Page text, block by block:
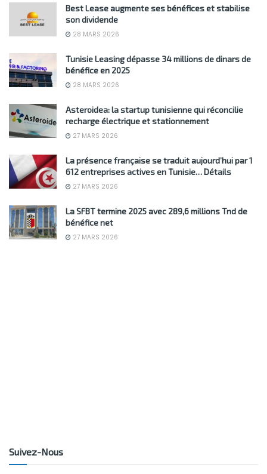
Best Lease augmente ses bénéfices et stabilise
son dividende
28 MARS 2026
Tunisie Leasing dépasse 34 millions de dinars de
bénéfice en 2025
28 MARS 2026
Asteroidea: la startup tunisienne qui réconcilie
recharge électrique et stationnement
27 MARS 2026
La présence française se traduit aujourd’hui par 1
612 entreprises actives en Tunisie… Détails
27 MARS 2026
La SFBT termine 2025 avec 289,6 millions Tnd de
bénéfice net
27 MARS 2026
Suivez-Nous